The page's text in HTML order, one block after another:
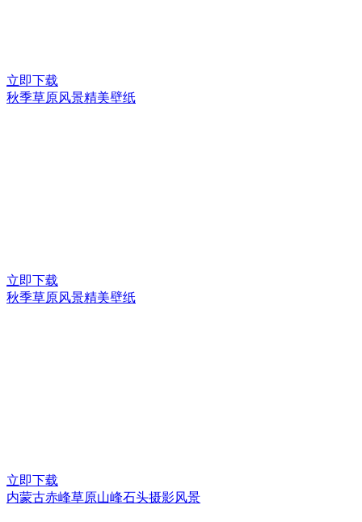
立即下载
秋季草原风景精美壁纸
立即下载
秋季草原风景精美壁纸
立即下载
内蒙古赤峰草原山峰石头摄影风景